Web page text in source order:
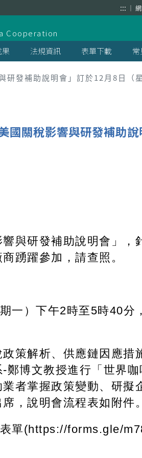
:::
Cooperation
法規資訊 表單下載
研發補助說明會」訂於12月8日（
國關稅影響與研發補助
與研發補助說明會」
踴躍參加，請查照。
一）下午2時至5時40
策解析、供應鏈因應措
鄭博文教授進行「世界
者掌握政策變動、研
，說明會流程表如附件。
單(https://forms.gle/